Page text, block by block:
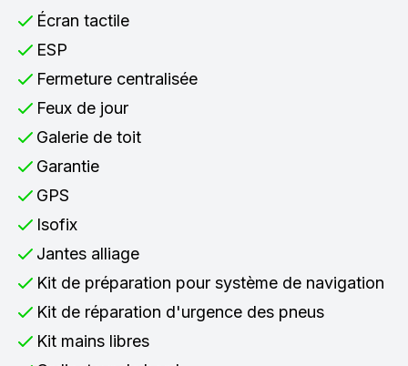
Écran tactile
ESP
Fermeture centralisée
Feux de jour
Galerie de toit
Garantie
GPS
Isofix
Jantes alliage
Kit de préparation pour système de navigation
Kit de réparation d'urgence des pneus
Kit mains libres